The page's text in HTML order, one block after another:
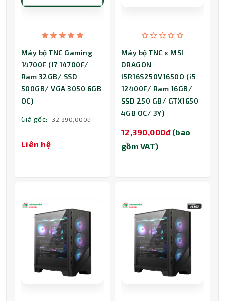
Máy bộ TNC Gaming
14700F (I7 14700F/
Ram 32GB/ SSD
500GB/ VGA 3050 6GB
OC)
Giá gốc: 32,990,000đ
Liên hệ
Máy bộ TNC x MSI
DRAGON
I5R16S250V1650O (i5
12400F/ Ram 16GB/
SSD 250 GB/ GTX1650
4GB OC/ 3Y)
12,390,000đ (bao
gồm VAT)